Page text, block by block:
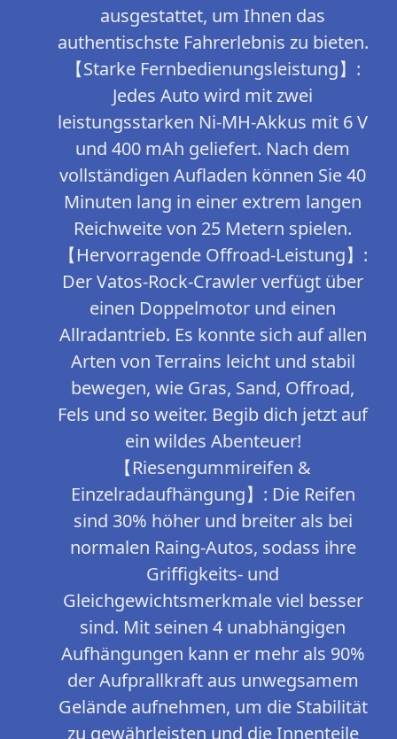
ausgestattet, um Ihnen das
authentischste Fahrerlebnis zu bieten.
【Starke Fernbedienungsleistung】:
Jedes Auto wird mit zwei
leistungsstarken Ni-MH-Akkus mit 6 V
und 400 mAh geliefert. Nach dem
vollständigen Aufladen können Sie 40
Minuten lang in einer extrem langen
Reichweite von 25 Metern spielen.
【Hervorragende Offroad-Leistung】:
Der Vatos-Rock-Crawler verfügt über
einen Doppelmotor und einen
Allradantrieb. Es konnte sich auf allen
Arten von Terrains leicht und stabil
bewegen, wie Gras, Sand, Offroad,
Fels und so weiter. Begib dich jetzt auf
ein wildes Abenteuer!
【Riesengummireifen &
Einzelradaufhängung】: Die Reifen
sind 30% höher und breiter als bei
normalen Raing-Autos, sodass ihre
Griffigkeits- und
Gleichgewichtsmerkmale viel besser
sind. Mit seinen 4 unabhängigen
Aufhängungen kann er mehr als 90%
der Aufprallkraft aus unwegsamem
Gelände aufnehmen, um die Stabilität
zu gewährleisten und die Innenteile